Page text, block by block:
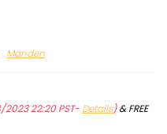
Manden
22:20 PST- Details)&FREE